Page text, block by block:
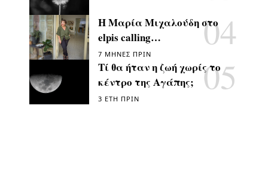
Η Μαρία Μιχαλούδη στο
elpis calling…
7 ΜΉΝΕΣ ΠΡΙΝ
Τί θα ήταν η ζωή χωρίς το
κέντρο της Αγάπης;
3 ΈΤΗ ΠΡΙΝ